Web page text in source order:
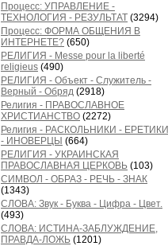
Процесс: УПРАВЛЕНИЕ -
ТЕХНОЛОГИЯ - РЕЗУЛЬТАТ (3294)
Процесс: ФОРМА ОБЩЕНИЯ В
ИНТЕРНЕТЕ? (650)
РЕЛИГИЯ - Messe pour la liberté
religieus (490)
РЕЛИГИЯ - Объект - Служитель -
Верный - Обряд (2918)
Религия - ПРАВОСЛАВНОЕ
ХРИСТИАНСТВО (2272)
Религия - РАСКОЛЬНИКИ - ЕРЕТИКИ
- ИНОВЕРЦЫ (664)
РЕЛИГИЯ - УКРАИНСКАЯ
ПРАВОСЛАВНАЯ ЦЕРКОВЬ (103)
СИМВОЛ - ОБРАЗ - РЕЧЬ - ЗНАК
(1343)
СЛОВА: Звук - Буква - Цифра - Цвет.
(493)
СЛОВА: ИСТИНА-ЗАБЛУЖДЕНИЕ,
ПРАВДА-ЛОЖЬ (1201)